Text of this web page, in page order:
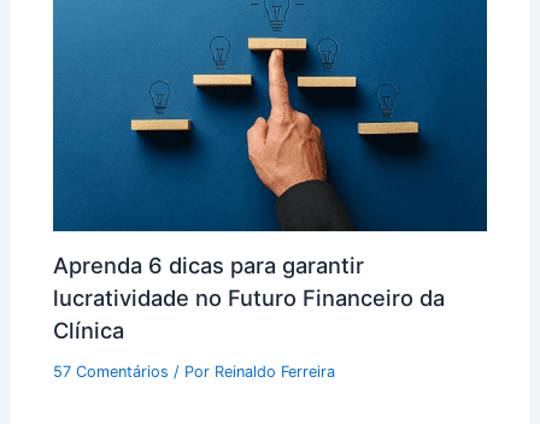
Aprenda 6 dicas para garantir
lucratividade no Futuro Financeiro da
Clínica
57 Comentários / Por Reinaldo Ferreira